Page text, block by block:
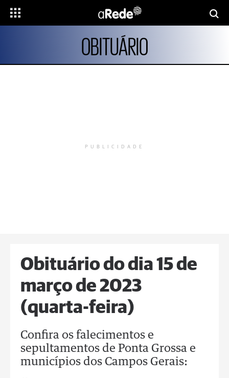
OBITUÁRIO
PUBLICIDADE
Obituário do dia 15 de
março de 2023
(quarta-feira)
Confira os falecimentos e
sepultamentos de Ponta Grossa e
municípios dos Campos Gerais: